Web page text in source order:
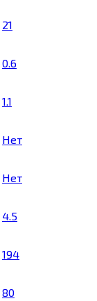
21
0.6
1.1
Нет
Нет
4.5
194
80